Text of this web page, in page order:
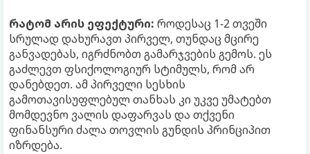
რატომ არის ეფექტური: როდესაც 1-2 თვეში
სრულად დახურავთ პირველ, თუნდაც მცირე
განვადებას, იგრძნობთ გამარჯვების გემოს. ეს
გაძლევთ ფსიქოლოგიურ სტიმულს, რომ არ
დანებდეთ. ამ პირველი სესხის
გამოთავისუფლებულ თანხას კი უკვე უმატებთ
მომდევნო ვალის დაფარვას და თქვენი
ფინანსური ძალა თოვლის გუნდის პრინციპით
იზრდება.